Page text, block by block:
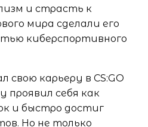
и страсть к
мира сделали его
киберспортивного
свою карьеру в CS:GO
проявил себя как
и быстро достиг
Но не только